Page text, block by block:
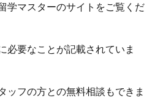
学マスターのサイトをご覧くだ
必要なことが記載されていま
ッフの方との無料相談もできま